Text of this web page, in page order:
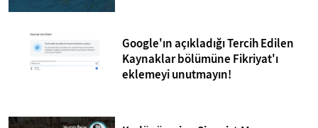
Google'ın açıkladığı Tercih Edilen
Kaynaklar bölümüne Fikriyat'ı
eklemeyi unutmayın!